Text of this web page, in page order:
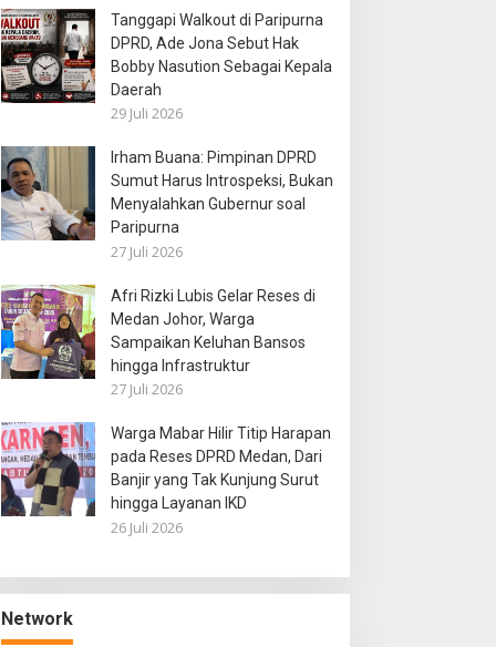
Tanggapi Walkout di Paripurna
DPRD, Ade Jona Sebut Hak
Bobby Nasution Sebagai Kepala
Daerah
29 Juli 2026
Irham Buana: Pimpinan DPRD
Sumut Harus Introspeksi, Bukan
Menyalahkan Gubernur soal
Paripurna
27 Juli 2026
Afri Rizki Lubis Gelar Reses di
Medan Johor, Warga
Sampaikan Keluhan Bansos
hingga Infrastruktur
27 Juli 2026
Warga Mabar Hilir Titip Harapan
pada Reses DPRD Medan, Dari
Banjir yang Tak Kunjung Surut
hingga Layanan IKD
26 Juli 2026
Network